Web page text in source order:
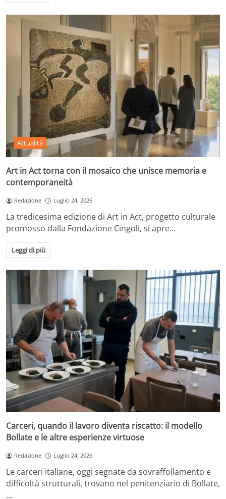
Attualità
Art in Act torna con il mosaico che unisce memoria e
contemporaneità
Redazione Luglio 24, 2026
La tredicesima edizione di Art in Act, progetto culturale
promosso dalla Fondazione Cingoli, si apre…
Leggi di più
Carceri, quando il lavoro diventa riscatto: il modello
Bollate e le altre esperienze virtuose
Redazione Luglio 24, 2026
Le carceri italiane, oggi segnate da sovraffollamento e
difficoltà strutturali, trovano nel penitenziario di Bollate,
…